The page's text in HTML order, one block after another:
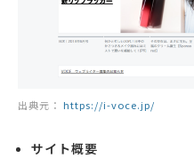
出典元： https://i-voce.jp/
サイト概要